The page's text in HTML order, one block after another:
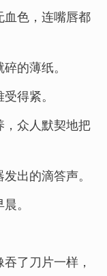
色，连嘴唇都
的薄纸。
得紧。
众人默契地把
出的滴答声。
。
了刀片一样，